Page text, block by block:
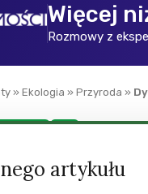
Więcej
Rozmowy z
» Ekologia » Przyroda »
artykułu